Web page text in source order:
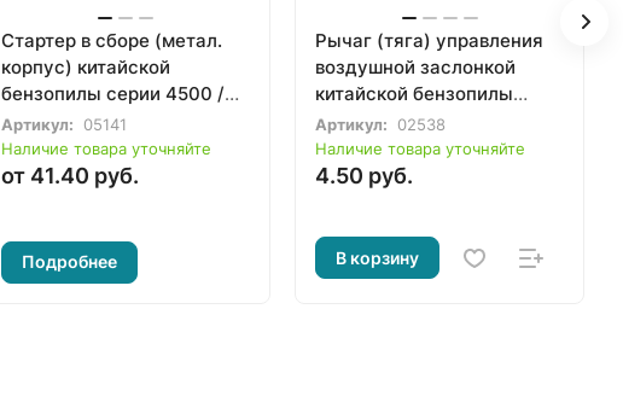
Стартер в сборе (метал.
корпус) китайской
бензопилы серии 4500 /
5200
Артикул:
05141
Наличие товара уточняйте
от 41.40 руб.
Подробнее
Рычаг (тяга) управления
воздушной заслонкой
китайской бензопилы
серии 4500 / 5200
Артикул:
02538
Наличие товара уточняйте
4.50 руб.
В корзину